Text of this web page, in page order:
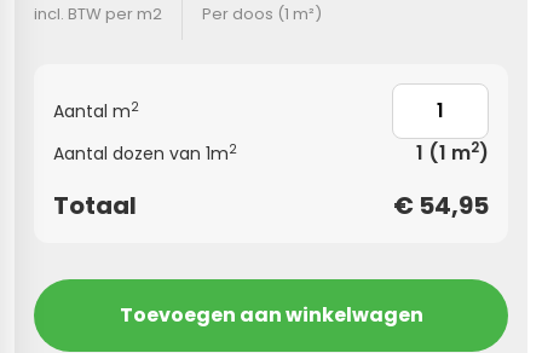
incl. BTW per m2 Per doos (1 m²)
Aantal m2
Aantal dozen van 1m2 1 (1 m2)
Totaal € 54,95
Toevoegen aan winkelwagen
wandtegels
marmerlook